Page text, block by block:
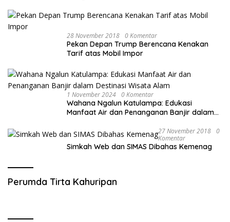
28 November 2018 0 Komentar
Pekan Depan Trump Berencana Kenakan
Tarif atas Mobil Impor
1 November 2024 0 Komentar
Wahana Ngalun Katulampa: Edukasi
Manfaat Air dan Penanganan Banjir dalam
27 November 2018 0
Komentar
Simkah Web dan SIMAS Dibahas Kemenag
Perumda Tirta Kahuripan